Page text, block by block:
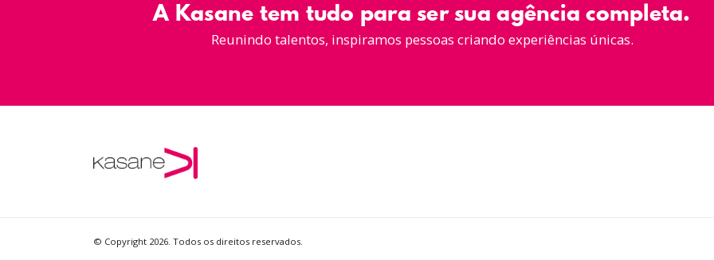
A Kasane tem tudo para ser sua agência completa.
Reunindo talentos, inspiramos pessoas criando experiências únicas.
© Copyright 2026. Todos os direitos reservados.